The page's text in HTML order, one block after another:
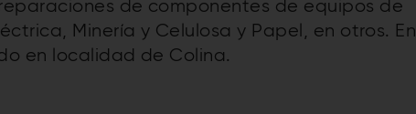
de componentes de equipos de
Minería y Celulosa y Papel, en otros. En
en localidad de Colina.